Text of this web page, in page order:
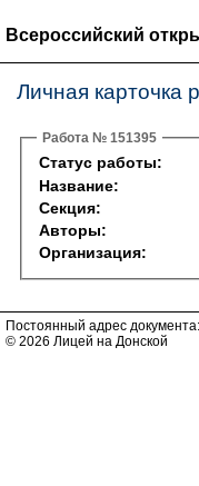
Всероссийский
Личная карточка
Работа № 151395
Статус работы:
Название:
Секция:
Авторы:
Организация:
Постоянный адрес
© 2026 Лицей на Донской